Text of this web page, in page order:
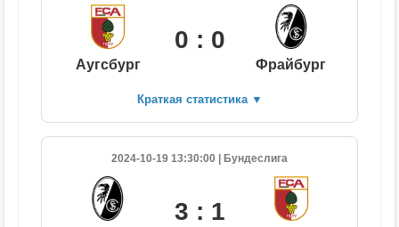
Аугсбург
0 : 0
Фрайбург
Краткая статистика ▼
2024-10-19 13:30:00 | Бундеслига
3 : 1